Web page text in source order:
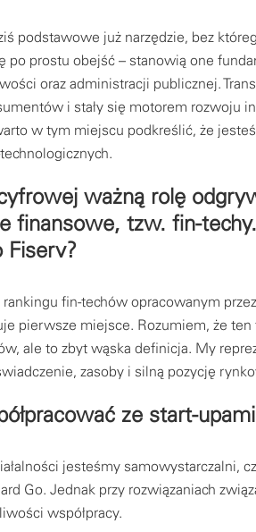
podstawowe już narzędzie, bez
po prostu obejść – stanowią one
oraz administracji publicznej.
i stały się motorem rozwoju
w tym miejscu podkreślić, że
ważną rolę
finansowe, tzw. fin-
Fiserv?
fin-techów opracowanym
pierwsze miejsce. Rozumiem, że
ale to zbyt wąska definicja. My
zasoby i silną pozycję
ze start-
jesteśmy samowystarczalni,
Go. Jednak przy rozwiązaniach
współpracy.